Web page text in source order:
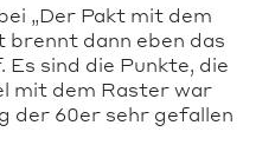
„Der Pakt mit dem
brennt dann eben das
sind die Punkte, die
mit dem Raster war
der 60er sehr gefallen